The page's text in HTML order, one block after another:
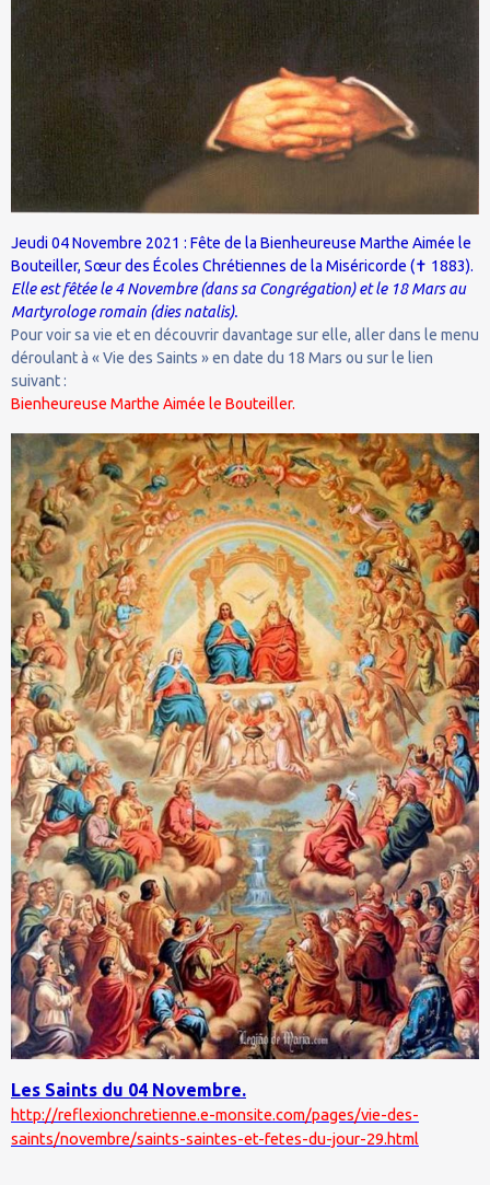
Jeudi 04 Novembre 2021 : Fête de la Bienheureuse Marthe Aimée le
Bouteiller, Sœur des Écoles Chrétiennes de la Miséricorde (✝ 1883).
Elle est fêtée le 4 Novembre (dans sa Congrégation) et le 18 Mars au
Martyrologe romain (dies natalis).
Pour voir sa vie et en découvrir davantage sur elle, aller dans le menu
déroulant à « Vie des Saints » en date du 18 Mars ou sur le lien
suivant :
Bienheureuse Marthe Aimée le Bouteiller.
Les Saints du 04 Novembre.
http://reflexionchretienne.e-monsite.com/pages/vie-des-
saints/novembre/saints-saintes-et-fetes-du-jour-29.html